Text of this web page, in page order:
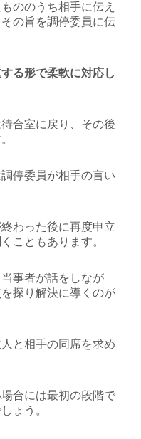
ののうち相手に伝え
の旨を調停委員に伝
る形で柔軟に対応し
合室に戻り、その後
停委員が相手の言い
わった後に再度申立
こともあります。
事者が話をしなが
探り解決に導くのが
と相手の同席を求め
合には最初の段階で
ょう。